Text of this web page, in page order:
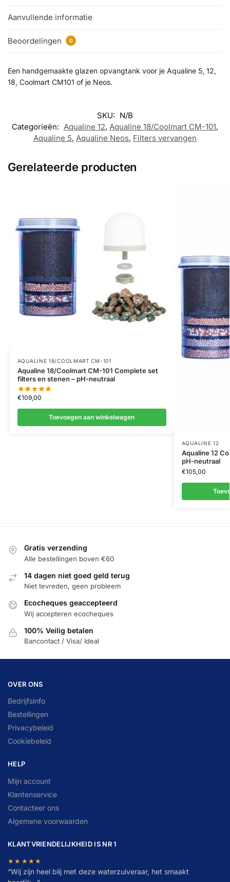
Aanvullende informatie
Beoordelingen 0
Een handgemaakte glazen opvangtank voor je Aqualine 5, 12,
18, Coolmart CM101 of je Neos.
SKU: N/B
Categorieën: Aqualine 12, Aqualine 18/Coolmart CM-101,
Aqualine 5, Aqualine Neos, Filters vervangen
Gerelateerde producten
AQUALINE 18/COOLMART CM-101
Aqualine 18/Coolmart CM-101 Complete set
filters en stenen – pH-neutraal
€109,00
Toevoegen aan winkelwagen
AQUALINE 12
Aqualine 12
pH-neutraal
€105,00
Gratis verzending
Alle bestellingen boven €60
14 dagen niet goed geld terug
Niet tevreden, geen probleem
Ecocheques geaccepteerd
Wij accepteren ecocheques
100% Veilig betalen
Bancontact / Visa/ Ideal
OVER ONS
Bedrijfsinfo
Bestellingen
Privacybeleid
Cookiebeleid
HELP
Mijn account
Klantenservice
Contacteer ons
Algemene voorwaarden
KLANTVRIENDELIJKHEID IS NR 1
★★★★★
“Wij zijn heel blij met deze waterzuiveraar, het smaakt